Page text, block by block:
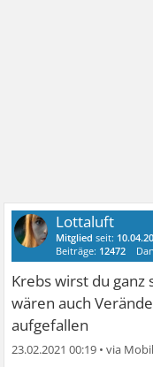
Lottaluft
Mitglied seit:
Beiträge: 12472
Krebs wirst du ganz
wären auch
aufgefallen
23.02.2021 00:19 •